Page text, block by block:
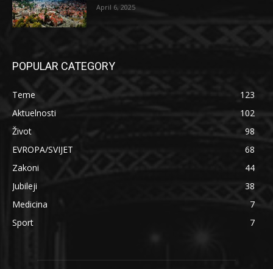
April 6, 2025
POPULAR CATEGORY
Teme
123
Aktuelnosti
102
Život
98
EVROPA/SVIJET
68
Zakoni
44
Jubileji
38
Medicina
7
Sport
7